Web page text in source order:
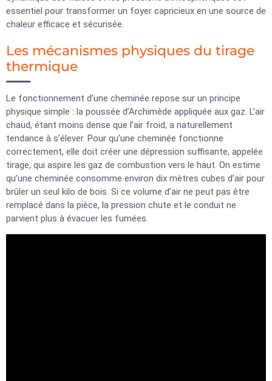
essentiel pour transformer un foyer capricieux en une source de
chaleur efficace et sécurisée.
Les mécanismes physiques du tirage
thermique
Le fonctionnement d’une cheminée repose sur un principe
physique simple : la poussée d’Archimède appliquée aux gaz. L’air
chaud, étant moins dense que l’air froid, a naturellement
tendance à s’élever. Pour qu’une cheminée fonctionne
correctement, elle doit créer une dépression suffisante, appelée
tirage, qui aspire les gaz de combustion vers le haut. On estime
qu’une cheminée consomme environ dix mètres cubes d’air pour
brûler un seul kilo de bois. Si ce volume d’air ne peut pas être
remplacé dans la pièce, la pression chute et le conduit ne
parvient plus à évacuer les fumées.